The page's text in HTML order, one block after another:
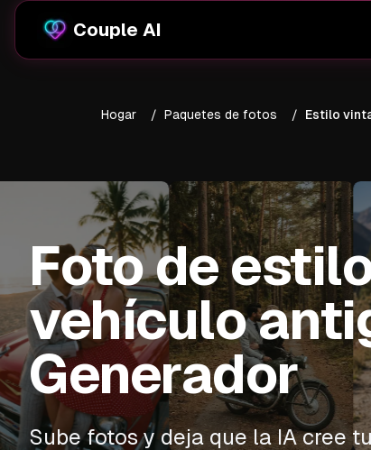
Couple AI
Hogar / Paquetes de fotos / Estilo
Foto de
vehículo
Generador
Sube fotos y deja que la IA cree